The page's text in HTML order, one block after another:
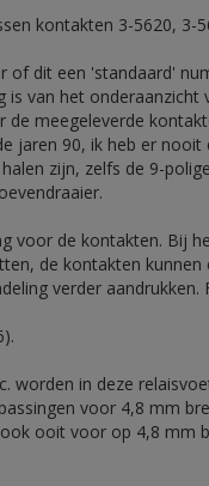
kontakten 3-5620, 3-
dit een 'standaard'
van het onderaanzicht
meegeleverde
jaren 90, ik heb er
zijn, zelfs de 9-
voor de kontakten. Bij
de kontakten kunnen
verder
worden in deze
voor 4,8 mm
ooit voor op 4,8 mm